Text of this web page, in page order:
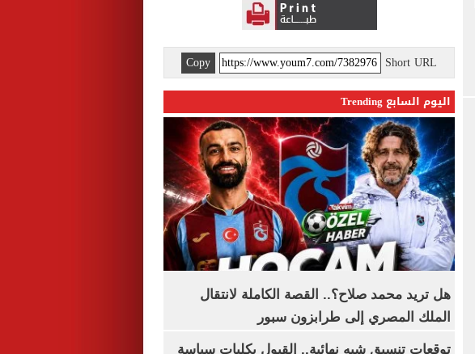
Short URL
Copy
اليوم السابع Trending
هل تريد محمد صلاح؟.. القصة الكاملة لانتقال
الملك المصري إلى طرابزون سبور
توقعات تنسيق شبه نهائية.. القبول بكليات سياسة